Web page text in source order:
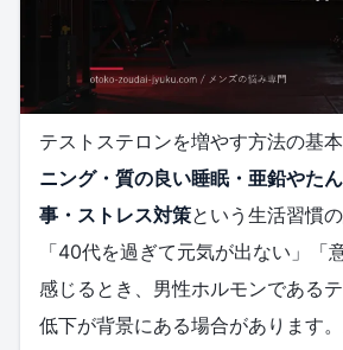
テストステロンを増やす方法の基本
ニング・質の良い睡眠・亜鉛やた
事・ストレス対策という生活習慣
「40代を過ぎて元気が出ない」「
感じるとき、男性ホルモンである
低下が背景にある場合があります